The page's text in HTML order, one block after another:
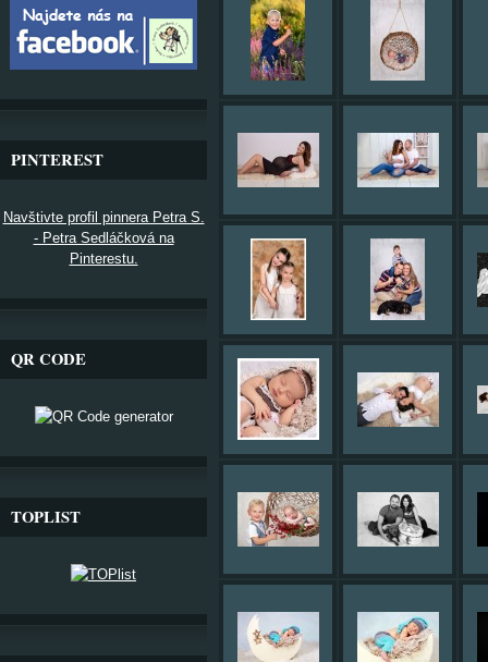
PINTEREST
Navštivte profil pinnera Petra S.
- Petra Sedláčková na
Pinterestu.
QR CODE
TOPLIST